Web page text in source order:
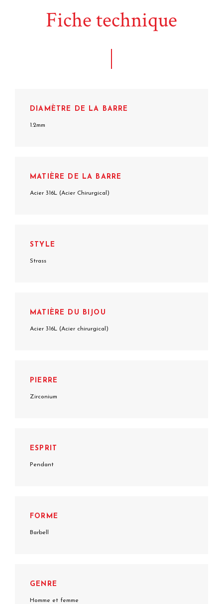
Fiche technique
DIAMÈTRE DE LA BARRE
1.2mm
MATIÈRE DE LA BARRE
Acier 316L (Acier Chirurgical)
STYLE
Strass
MATIÈRE DU BIJOU
Acier 316L (Acier chirurgical)
PIERRE
Zirconium
ESPRIT
Pendant
FORME
Barbell
GENRE
Homme et femme